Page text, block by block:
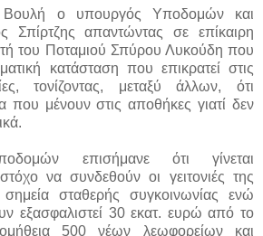
ο υπουργός Υποδομών και
Σπίρτζης απαντώντας σε επίκαιρη
του Ποταμιού Σπύρου Λυκούδη που
κατάσταση που επικρατεί στις
τονίζοντας, μεταξύ άλλων, ότι
που μένουν στις αποθήκες γιατί δεν
επισήμανε ότι γίνεται
να συνδεθούν οι γειτονιές της
σταθερής συγκοινωνίας ενώ
εξασφαλιστεί 30 εκατ. ευρώ από το
500 νέων λεωφορείων και